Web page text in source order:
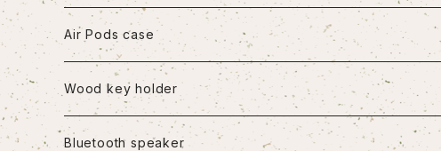
iPhone7/8/SE2
iPhone8Plus
iPhoneX/XS
Air Pods case
Wood key holder
Bluetooth speaker